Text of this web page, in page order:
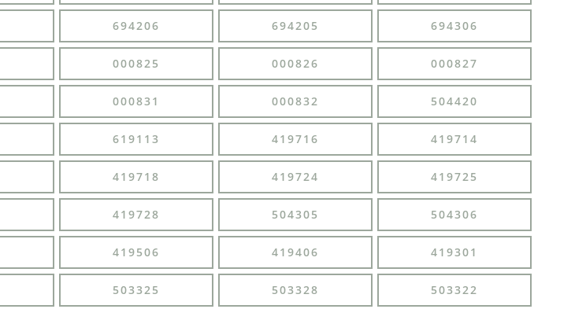
694206 694205 694306
000825 000826 000827
000831 000832 504420
619113 419716 419714
419718 419724 419725
419728 504305 504306
419506 419406 419301
503325 503328 503322